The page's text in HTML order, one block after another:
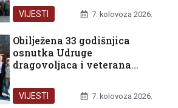
VIJESTI 7. kolovoza 2026.
Obilježena 33 godišnjica
osnutka Udruge
dragovoljaca i veterana
Republike Hrvatske u
organizaciji Podružnice
VIJESTI 7. kolovoza 2026.